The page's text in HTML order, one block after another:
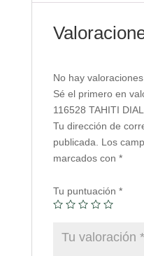
No hay
Sé el primero en
116528 TAHITI
Tu dirección de
publicada. Los
marcados con *
Tu puntuación *